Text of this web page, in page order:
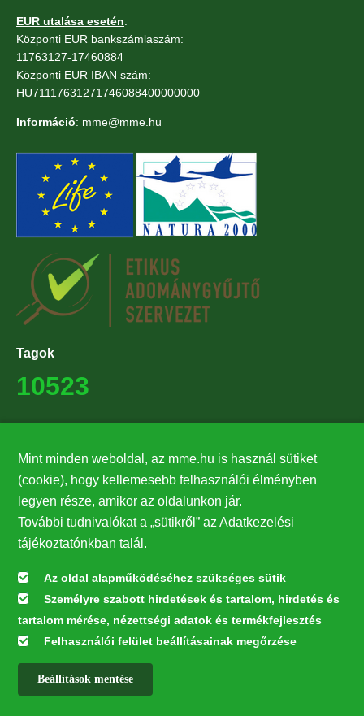
EUR utalása esetén:
Központi EUR bankszámlaszám:
11763127-17460884
Központi EUR IBAN szám:
HU71117631271746088400000000
Információ: mme@mme.hu
Tagok
10523
27224
Hírlevél feliratkozás
Értesüljön elsőként legfrissebb híreinkről, eseményeinkről!
Feliratkozás
Mint minden weboldal, az mme.hu is használ sütiket
(cookie), hogy kellemesebb felhasználói élményben
legyen része, amikor az oldalunkon jár.
További tudnivalókat a „sütikről” az Adatkezelési
tájékoztatónkban talál.
Az oldal alapműködéséhez szükséges sütik
Személyre szabott hirdetések és tartalom, hirdetés és
tartalom mérése, nézettségi adatok és termékfejlesztés
Felhasználói felület beállításainak megőrzése
Beállítások mentése